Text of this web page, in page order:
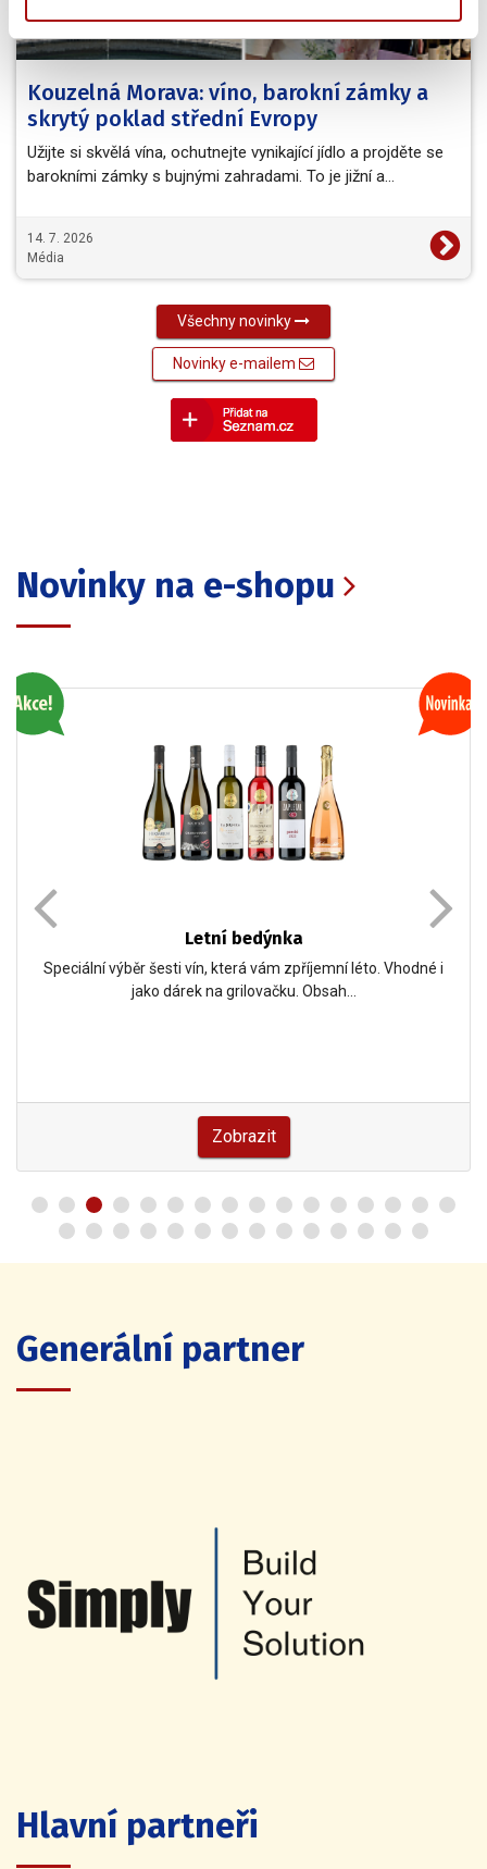
Kouzelná Morava: víno, barokní zámky a
skrytý poklad střední Evropy
Užijte si skvělá vína, ochutnejte vynikající jídlo a projděte se
barokními zámky s bujnými zahradami. To je jižní a…
14. 7. 2026
Média
Všechny novinky
Novinky e-mailem
Novinky na e-shopu
Letní bedýnka
Speciální výběr šesti vín, která vám zpříjemní léto. Vhodné i
jako dárek na grilovačku. Obsah…
Zobrazit
Generální partner
Hlavní partneři